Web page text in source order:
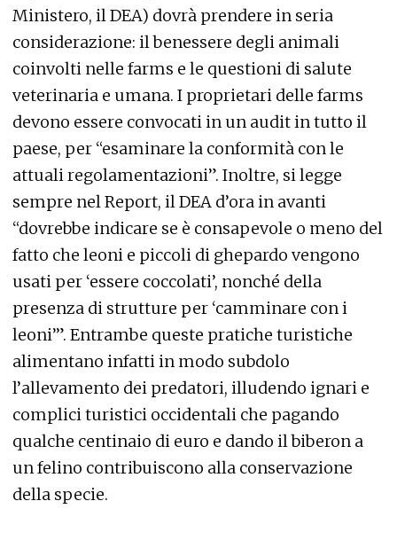
Ministero, il DEA) dovrà prendere in seria
considerazione: il benessere degli animali
coinvolti nelle farms e le questioni di salute
veterinaria e umana. I proprietari delle farms
devono essere convocati in un audit in tutto il
paese, per “esaminare la conformità con le
attuali regolamentazioni”. Inoltre, si legge
sempre nel Report, il DEA d’ora in avanti
“dovrebbe indicare se è consapevole o meno del
fatto che leoni e piccoli di ghepardo vengono
usati per ‘essere coccolati’, nonché della
presenza di strutture per ‘camminare con i
leoni’”. Entrambe queste pratiche turistiche
alimentano infatti in modo subdolo
l’allevamento dei predatori, illudendo ignari e
complici turistici occidentali che pagando
qualche centinaio di euro e dando il biberon a
un felino contribuiscono alla conservazione
della specie.